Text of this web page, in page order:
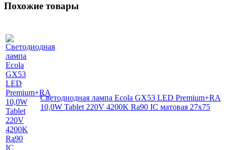
Похожие товары
Светодиодная лампа Ecola GX53 LED Premium+RA
10,0W Tablet 220V 4200K Ra90 IC матовая 27x75